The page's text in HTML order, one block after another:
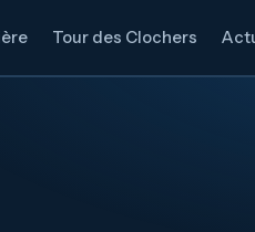
Tour des Clochers